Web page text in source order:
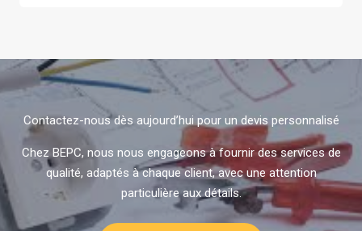
Contactez-nous dès aujourd’hui pour un devis personnalisé
Chez BEPC, nous nous engageons à fournir des services de
qualité, adaptés à chaque client, avec une attention
particulière aux détails.